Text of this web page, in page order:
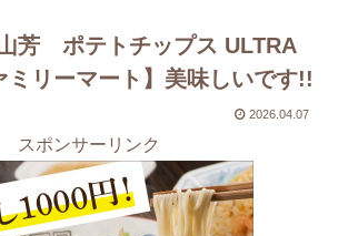
山芳 ポテトチップス ULTRA
ミリーマート】美味しいです!!
2026.04.07
スポンサーリンク